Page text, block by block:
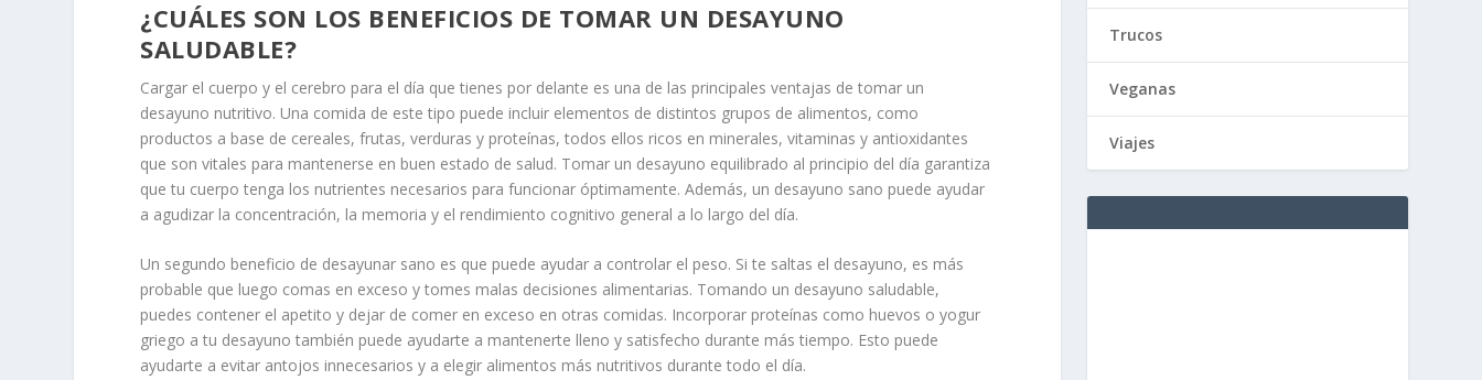
¿CUÁLES SON LOS BENEFICIOS DE TOMAR UN DESAYUNO
SALUDABLE?
Cargar el cuerpo y el cerebro para el día que tienes por delante es una de las principales ventajas de tomar un
desayuno nutritivo. Una comida de este tipo puede incluir elementos de distintos grupos de alimentos, como
productos a base de cereales, frutas, verduras y proteínas, todos ellos ricos en minerales, vitaminas y antioxidantes
que son vitales para mantenerse en buen estado de salud. Tomar un desayuno equilibrado al principio del día garantiza
que tu cuerpo tenga los nutrientes necesarios para funcionar óptimamente. Además, un desayuno sano puede ayudar
a agudizar la concentración, la memoria y el rendimiento cognitivo general a lo largo del día.
Un segundo beneficio de desayunar sano es que puede ayudar a controlar el peso. Si te saltas el desayuno, es más
probable que luego comas en exceso y tomes malas decisiones alimentarias. Tomando un desayuno saludable,
puedes contener el apetito y dejar de comer en exceso en otras comidas. Incorporar proteínas como huevos o yogur
griego a tu desayuno también puede ayudarte a mantenerte lleno y satisfecho durante más tiempo. Esto puede
ayudarte a evitar antojos innecesarios y a elegir alimentos más nutritivos durante todo el día.
Trucos
Veganas
Viajes